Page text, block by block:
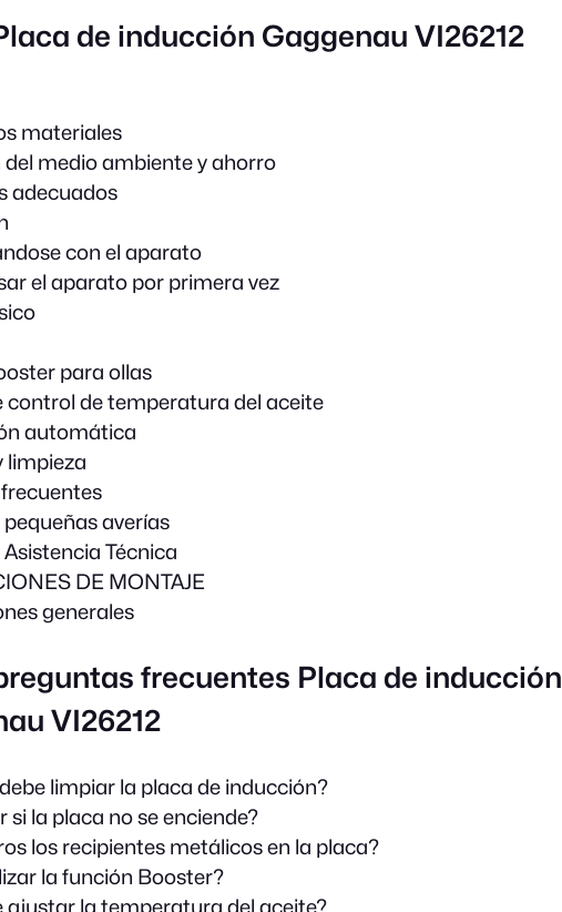
de inducción Gaggenau VI26212
materiales
medio ambiente y ahorro
adecuados
con el aparato
el aparato por primera vez
para ollas
control de temperatura del aceite
automática
limpieza
averías
Técnica
DE MONTAJE
generales
frecuentes Placa de inducción
VI26212
limpiar la placa de inducción?
si la placa no se enciende?
los recipientes metálicos en la placa?
la función Booster?
ajustar la temperatura del aceite?